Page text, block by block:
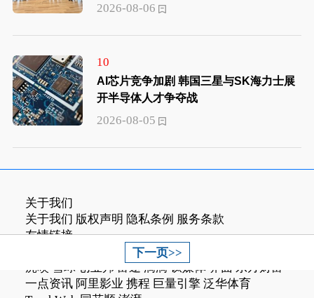
下一页>>
2026-08-06
10
AI芯片竞争加剧 韩国三星与SK海力士展
开半导体人才争夺战
2026-08-05
关于我们
关于我们 版权声明 隐私条例 服务条款
友情链接
南洋商报 百度 搜狐
虎嗅
雪球 创业邦 富途 滴滴 钛媒体 界面 东方财富
一点资讯 阿里影业 携程 巨量引擎 泛华体育